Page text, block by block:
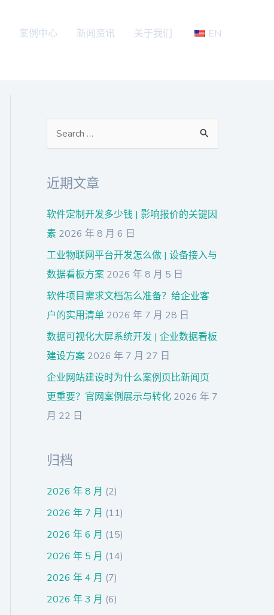
案例中心 新闻资讯 关于我们 EN
：
近期文章
软件定制开发多少钱 | 影响报价的关键因
素 2026 年 8 月 6 日
工业物联网平台开发怎么做 | 设备接入与
数据看板方案 2026 年 8 月 5 日
软件项目需求文档怎么准备？给企业客
户的实用清单 2026 年 7 月 28 日
数据可视化大屏系统开发 | 企业数据看板
建设方案 2026 年 7 月 27 日
企业网站建设时为什么案例页比新闻页
更重要？官网案例展示与转化 2026 年 7
月 22 日
归档
2026 年 8 月 (2)
2026 年 7 月 (11)
2026 年 6 月 (15)
2026 年 5 月 (14)
2026 年 4 月 (7)
2026 年 3 月 (6)